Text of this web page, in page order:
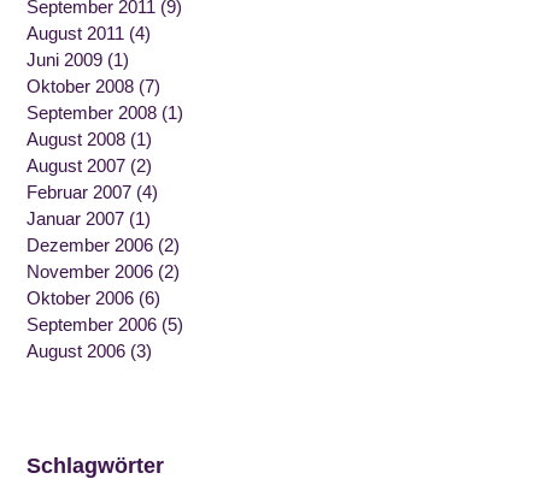
September 2011 (9)
August 2011 (4)
Juni 2009 (1)
Oktober 2008 (7)
September 2008 (1)
August 2008 (1)
August 2007 (2)
Februar 2007 (4)
Januar 2007 (1)
Dezember 2006 (2)
November 2006 (2)
Oktober 2006 (6)
September 2006 (5)
August 2006 (3)
Schlagwörter